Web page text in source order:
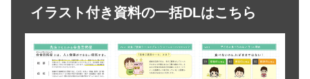
イラスト付き資料の一括DLはこちら